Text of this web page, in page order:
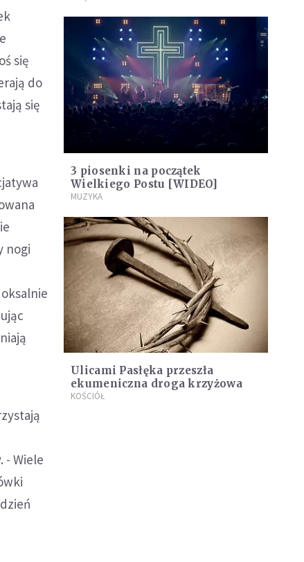
się
do
się
nogi
- Wiele
3 piosenki na początek
Wielkiego Postu [WIDEO]
MUZYKA
Ulicami Pasłęka przeszła
ekumeniczna droga krzyżowa
KOŚCIÓŁ